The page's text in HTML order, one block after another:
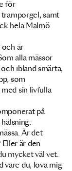
för
samt
hela Malmö
och är
alla mässor
ibland smärta,
som
med sin livfulla
på
Är det
är den
mycket väl vet.
vare du, lova mig